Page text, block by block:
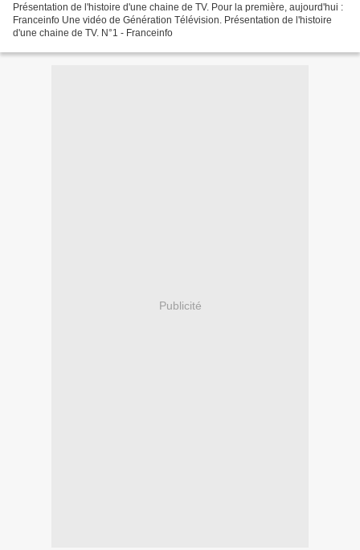
Présentation de l'histoire d'une chaine de TV. Pour la première, aujourd'hui :
Franceinfo Une vidéo de Génération Télévision. Présentation de l'histoire
d'une chaine de TV. N°1 - Franceinfo
Publicité